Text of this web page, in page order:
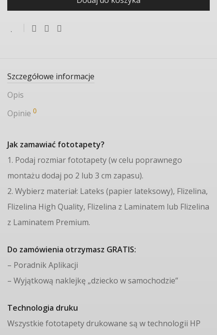
Szczegółowe informacje
Opis
Opinie 0
Jak zamawiać fototapety?
1. Podaj rozmiar fototapety (w celu poprawnego
montażu dodaj po 2 lub 3 cm zapasu).
2. Wybierz materiał: Lateks (papier lateksowy), Flizelina,
Flizelina High Quality, Flizelina z Laminatem lub Flizelina
z Laminatem Premium.
Do zamówienia otrzymasz GRATIS:
– Poradnik Aplikacji
– Wyjątkową naklejkę „dziecko w samochodzie”
Technologia druku
Wszystkie fototapety drukowane są w technologii HP